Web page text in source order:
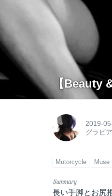
【Beauty
2019-
グラビ
Motorcycle Muse
長い手脚とお尻